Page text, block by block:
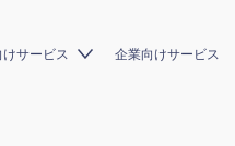
サービス 企業向けサービス